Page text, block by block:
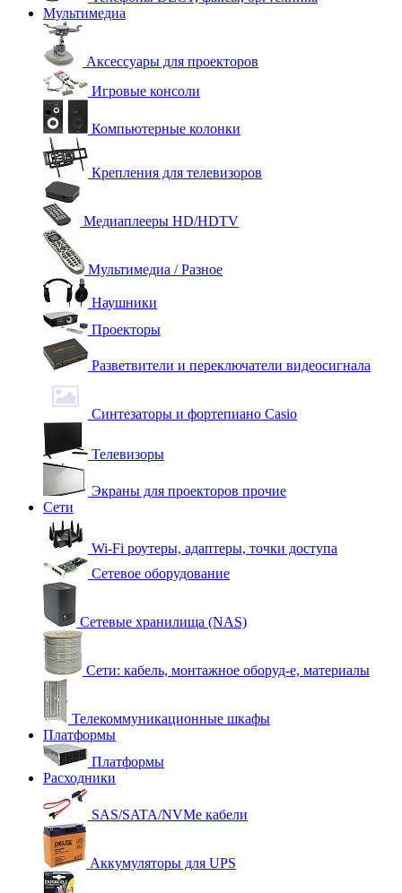
Мультимедиа
Аксессуары для проекторов
Игровые консоли
Компьютерные колонки
Крепления для телевизоров
Медиаплееры HD/HDTV
Мультимедиа / Разное
Наушники
Проекторы
Разветвители и переключатели видеосигнала
Синтезаторы и фортепиано Casio
Телевизоры
Экраны для проекторов прочие
Сети
Wi-Fi роутеры, адаптеры, точки доступа
Сетевое оборудование
Сетевые хранилища (NAS)
Сети: кабель, монтажное оборуд-е, материалы
Телекоммуникационные шкафы
Платформы
Платформы
Расходники
SAS/SATA/NVMe кабели
Аккумуляторы для UPS